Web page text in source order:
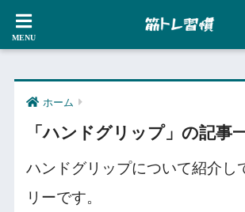
ホーム
「ハンドグリップ」の記事
ハンドグリップについて紹介し
リーです。